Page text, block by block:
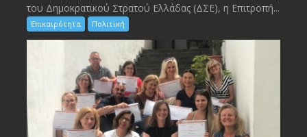
του Δημοκρατικού Στρατού Ελλάδας (ΔΣΕ), η Επιτροπή...
Επικαιρότητα Πολιτική